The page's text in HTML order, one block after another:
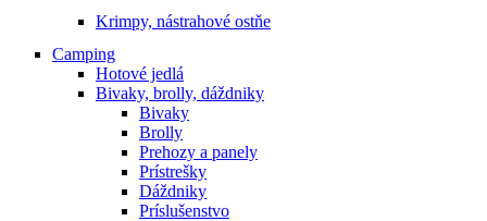
Krimpy, nástrahové ostňe
Camping
Hotové jedlá
Bivaky, brolly, dáždniky
Bivaky
Brolly
Prehozy a panely
Prístrešky
Dáždniky
Príslušenstvo